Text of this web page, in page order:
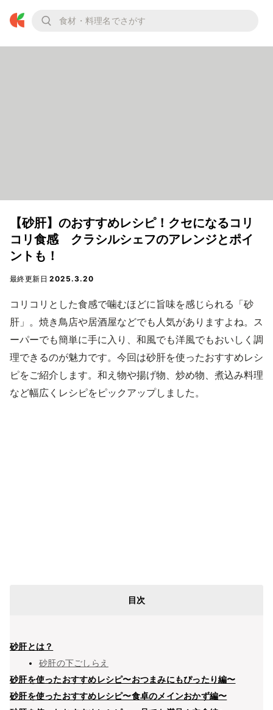
【砂肝】のおすすめレシピ！クセになるコリ
コリ食感 クラシルシェフのアレンジとポイ
ントも！
最終更新日2025.3.20
コリコリとした食感で噛むほどに旨味を感じられる「砂
肝」。焼き鳥店や居酒屋などでも人気がありますよね。ス
ーパーでも簡単に手に入り、和風でも洋風でもおいしく調
理できるのが魅力です。今回は砂肝を使ったおすすめレシ
ピをご紹介します。和え物や揚げ物、炒め物、煮込み料理
など幅広くレシピをピックアップしました。
目次
砂肝とは？
砂肝の下ごしらえ
砂肝を使ったおすすめレシピ〜おつまみにもぴったり編〜
砂肝を使ったおすすめレシピ〜食卓のメインおかず編〜